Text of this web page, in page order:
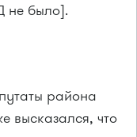
не было].
района
высказался, что